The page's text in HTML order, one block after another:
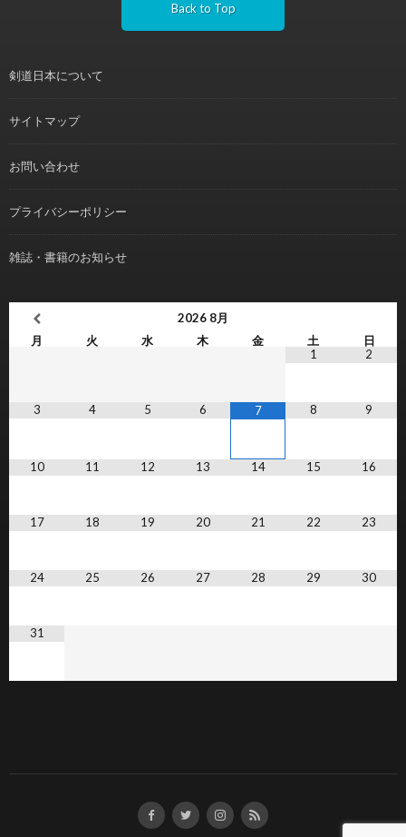
Back to Top
剣道日本について
サイトマップ
お問い合わせ
プライバシーポリシー
雑誌・書籍のお知らせ
2026 8月
月
火 水 木 金 土
日
1
2
3 4 5 6 7 8 9
10 11 12 13 14 15 16
17 18 19 20 21 22 23
24 25 26 27 28 29 30
31